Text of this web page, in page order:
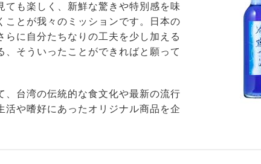
ても楽しく、新鮮な驚きや特別感を味
ことが我々のミッションです。日本の
に自分たちなりの工夫を少し加える
、そういったことができればと願って
、台湾の伝統的な食文化や最新の流行
活や嗜好にあったオリジナル商品を企